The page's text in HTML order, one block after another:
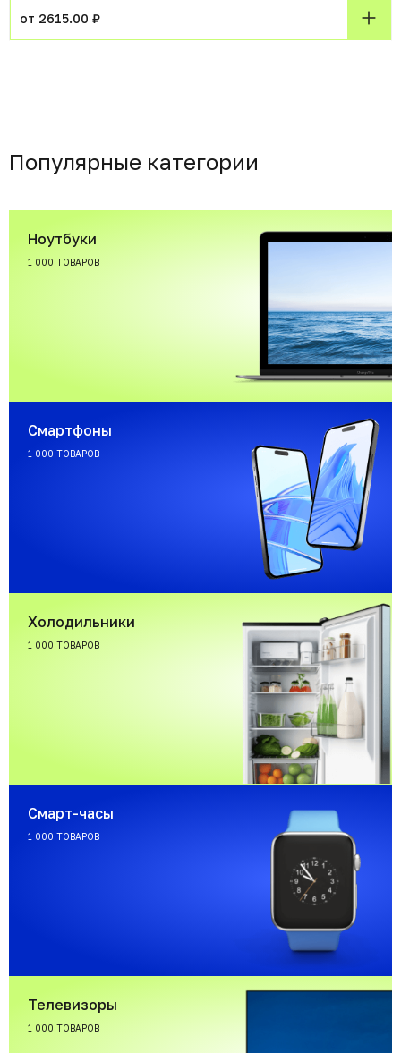
от 2615.00 ₽
Популярные категории
Ноутбуки
1 000 ТОВАРОВ
Смартфоны
1 000 ТОВАРОВ
Холодильники
1 000 ТОВАРОВ
Смарт-часы
1 000 ТОВАРОВ
Телевизоры
1 000 ТОВАРОВ